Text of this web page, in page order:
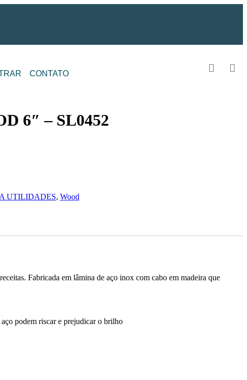
CONTATO
6″ – SL0452
UTILIDADES, Wood
Fabricada em lâmina de aço inox com cabo em madeira que
podem riscar e prejudicar o brilho